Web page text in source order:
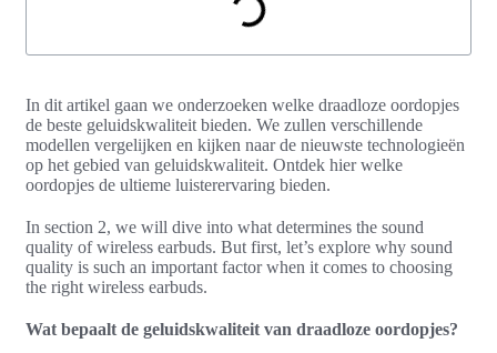
In dit artikel gaan we onderzoeken welke draadloze oordopjes
de beste geluidskwaliteit bieden. We zullen verschillende
modellen vergelijken en kijken naar de nieuwste technologieën
op het gebied van geluidskwaliteit. Ontdek hier welke
oordopjes de ultieme luisterervaring bieden.
In section 2, we will dive into what determines the sound
quality of wireless earbuds. But first, let’s explore why sound
quality is such an important factor when it comes to choosing
the right wireless earbuds.
Wat bepaalt de geluidskwaliteit van draadloze oordopjes?